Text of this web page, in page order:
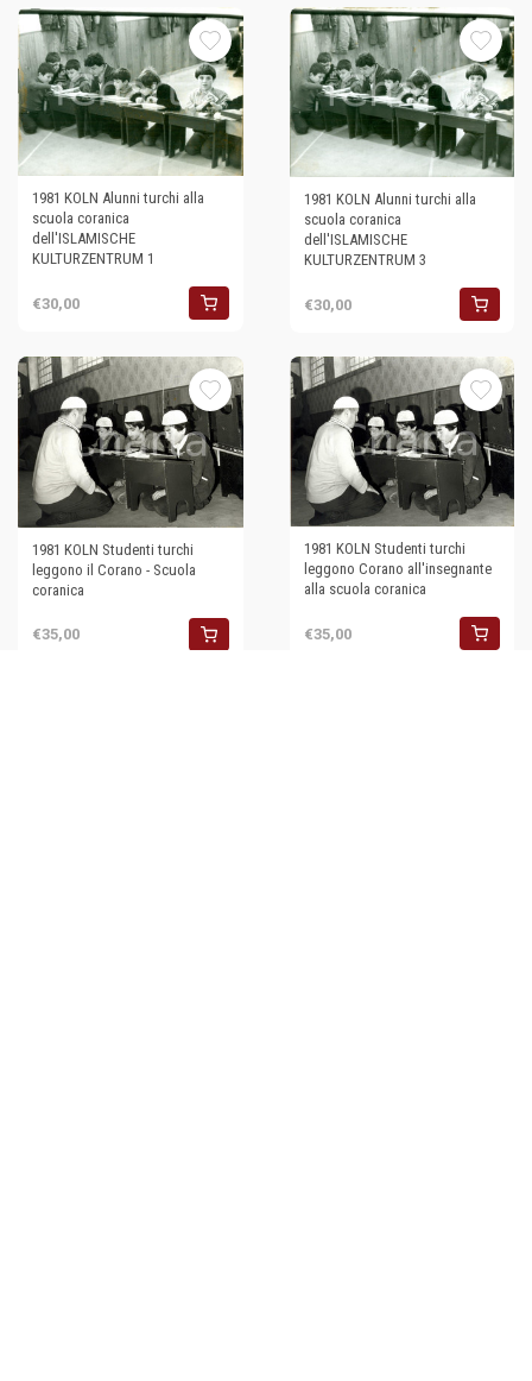
1981 KOLN Alunni turchi alla
scuola coranica
dell'ISLAMISCHE
KULTURZENTRUM 1
€30,00
1981 KOLN Alunni turchi alla
scuola coranica
dell'ISLAMISCHE
KULTURZENTRUM 3
€30,00
1981 KOLN Studenti turchi
leggono il Corano - Scuola
coranica
€35,00
1981 KOLN Studenti turchi
leggono Corano all'insegnante
alla scuola coranica
€35,00